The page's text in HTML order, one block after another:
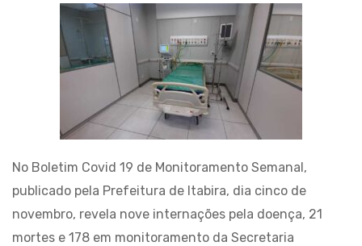
No Boletim Covid 19 de Monitoramento Semanal,
publicado pela Prefeitura de Itabira, dia cinco de
novembro, revela nove internações pela doença, 21
mortes e 178 em monitoramento da Secretaria